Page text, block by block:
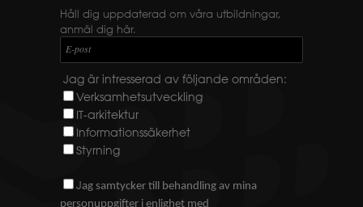
Håll dig uppdaterad om våra utbildningar,
anmäl dig här.
E-post
Jag är intresserad av följande områden:
Verksamhetsutveckling
IT-arkitektur
Informationssäkerhet
Styrning
Jag samtycker till behandling av mina
personuppgifter i enlighet med